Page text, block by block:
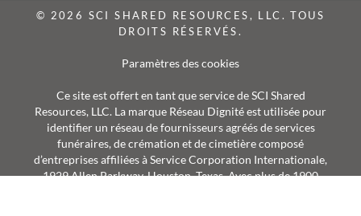
© 2026 SCI SHARED RESOURCES, LLC. TOUS
DROITS RÉSERVÉS.
Paramètres des cookies
Ce site est offert en tant que service de SCI Shared
Resources, LLC. La marque Réseau Dignité est utilisée pour
identifier un réseau de fournisseurs agréés de services
funéraires, de crémation et de cimetière composé
d’entreprises affiliées à Service Corporation Internationale,
1929 Allen Parkway, Houston, Texas. Avec plus de 1900